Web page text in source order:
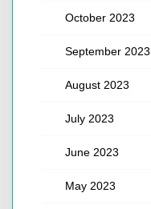
October 2023
September 2023
August 2023
July 2023
June 2023
May 2023